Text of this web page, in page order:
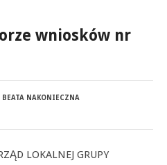
wniosków nr
BEATA NAKONIECZNA
LOKALNEJ GRUPY